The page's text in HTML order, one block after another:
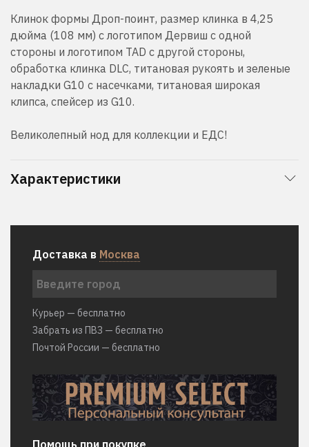
Клинок формы Дроп-поинт, размер клинка в 4,25
дюйма (108 мм) с логотипом Дервиш с одной
стороны и логотипом TAD с другой стороны,
обработка клинка DLC, титановая рукоять и зеленые
накладки G10 с насечками, титановая широкая
клипса, спейсер из G10.
Великолепный нод для коллекции и ЕДС!
Характеристики
Доставка в Москва
Курьер — бесплатно
Забрать из ПВЗ — бесплатно
Почтой России — бесплатно